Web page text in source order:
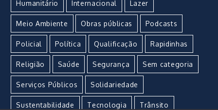
Humanitário Internacional Lazer
Meio Ambiente Obras públicas Podcasts
Policial Política Qualificação Rapidinhas
Religião Saúde Segurança Sem categoria
Serviços Públicos Solidariedade
Sustentabilidade Tecnologia Trânsito